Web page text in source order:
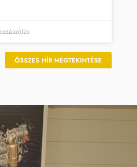
ÖSSZES HÍR MEGTEKINTÉSE